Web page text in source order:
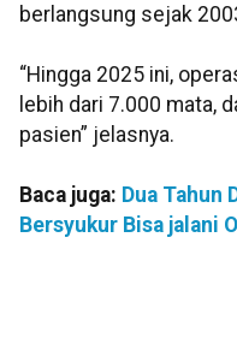
berlangsung sejak
“Hingga 2025 ini,
lebih dari 7.000 mata,
pasien” jelasnya.
Baca juga: Dua Tahun
Bersyukur Bisa jalani